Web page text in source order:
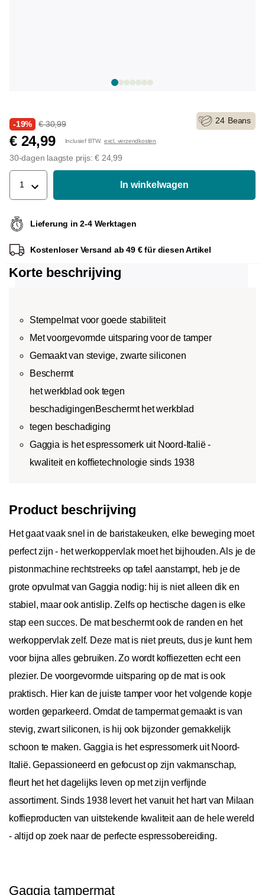
-19% € 30,99
€ 24,99 Inclusief BTW. excl. verzendkosten
30-dagen laagste prijs: € 24,99
24 Beans
1 In winkelwagen
Lieferung in 2-4 Werktagen
Kostenloser Versand ab 49 € für diesen Artikel
Korte beschrijving
Stempelmat voor goede stabiliteit
Met voorgevormde uitsparing voor de tamper
Gemaakt van stevige, zwarte siliconen
Beschermt
het werkblad ook tegen
beschadigingenBeschermt het werkblad
tegen beschadiging
Gaggia is het espressomerk uit Noord-Italië -
kwaliteit en koffietechnologie sinds 1938
Product beschrijving
Het gaat vaak snel in de baristakeuken, elke beweging moet
perfect zijn - het werkoppervlak moet het bijhouden. Als je de
pistonmachine rechtstreeks op tafel aanstampt, heb je de
grote opvulmat van Gaggia nodig: hij is niet alleen dik en
stabiel, maar ook antislip. Zelfs op hectische dagen is elke
stap een succes. De mat beschermt ook de randen en het
werkoppervlak zelf. Deze mat is niet preuts, dus je kunt hem
voor bijna alles gebruiken. Zo wordt koffiezetten echt een
plezier. De voorgevormde uitsparing op de mat is ook
praktisch. Hier kan de juiste tamper voor het volgende kopje
worden geparkeerd. Omdat de tampermat gemaakt is van
stevig, zwart siliconen, is hij ook bijzonder gemakkelijk
schoon te maken. Gaggia is het espressomerk uit Noord-
Italië. Gepassioneerd en gefocust op zijn vakmanschap,
fleurt het het dagelijks leven op met zijn verfijnde
assortiment. Sinds 1938 levert het vanuit het hart van Milaan
koffieproducten van uitstekende kwaliteit aan de hele wereld
- altijd op zoek naar de perfecte espressobereiding.
Gaggia tampermat